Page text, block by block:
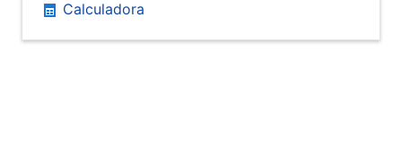
Calculadora